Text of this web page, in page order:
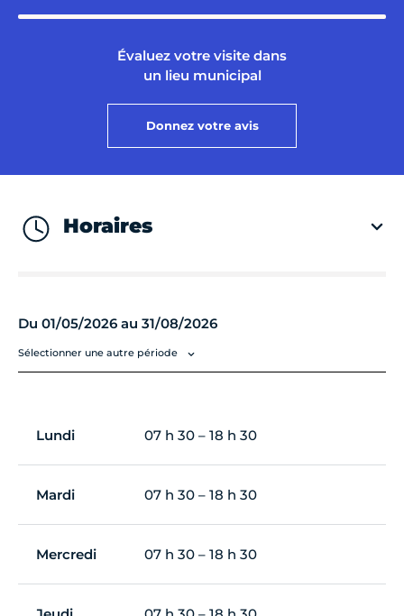
Évaluez votre visite dans
un lieu municipal
Donnez votre avis
Horaires
Du 01/05/2026 au 31/08/2026
Sélectionner une autre période
Lundi 07 h 30 – 18 h 30
Mardi 07 h 30 – 18 h 30
Mercredi 07 h 30 – 18 h 30